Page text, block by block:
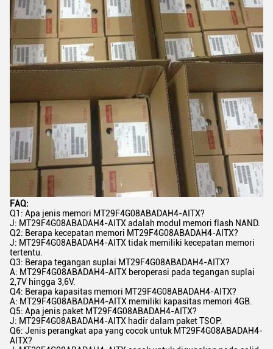
FAQ:
Q1: Apa jenis memori MT29F4G08ABADAH4-AITX?
J: MT29F4G08ABADAH4-AITX adalah modul memori flash NAND.
Q2: Berapa kecepatan memori MT29F4G08ABADAH4-AITX?
J: MT29F4G08ABADAH4-AITX tidak memiliki kecepatan memori
tertentu.
Q3: Berapa tegangan suplai MT29F4G08ABADAH4-AITX?
A: MT29F4G08ABADAH4-AITX beroperasi pada tegangan suplai
2,7V hingga 3,6V.
Q4: Berapa kapasitas memori MT29F4G08ABADAH4-AITX?
A: MT29F4G08ABADAH4-AITX memiliki kapasitas memori 4GB.
Q5: Apa jenis paket MT29F4G08ABADAH4-AITX?
J: MT29F4G08ABADAH4-AITX hadir dalam paket TSOP.
Q6: Jenis perangkat apa yang cocok untuk MT29F4G08ABADAH4-
AITX?